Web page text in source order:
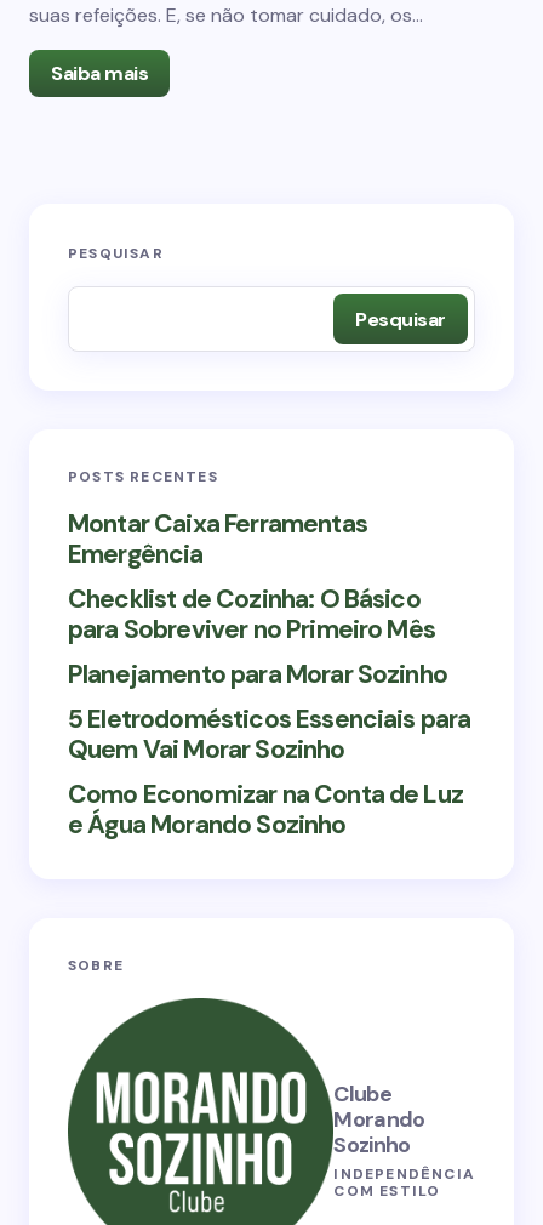
suas refeições. E, se não tomar cuidado, os…
Saiba mais
PESQUISAR
Pesquisar
POSTS RECENTES
Montar Caixa Ferramentas
Emergência
Checklist de Cozinha: O Básico
para Sobreviver no Primeiro Mês
Planejamento para Morar Sozinho
5 Eletrodomésticos Essenciais para
Quem Vai Morar Sozinho
Como Economizar na Conta de Luz
e Água Morando Sozinho
SOBRE
Clube
Morando
Sozinho
INDEPENDÊNCIA
COM ESTILO